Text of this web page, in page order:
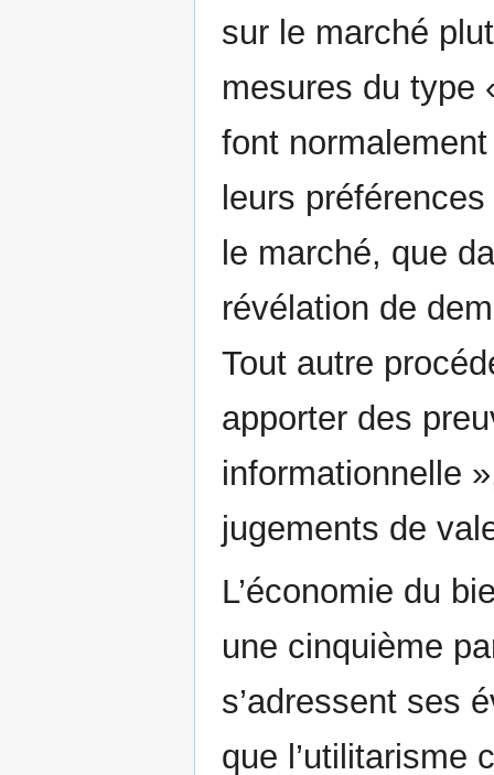
sur le marché
mesures du type
font
leurs
le marché, que
révélation de
Tout autre
apporter des
informationnelle
jugements de
L’économie du
une cinquième
s’adressent ses
que l’utilitarisme